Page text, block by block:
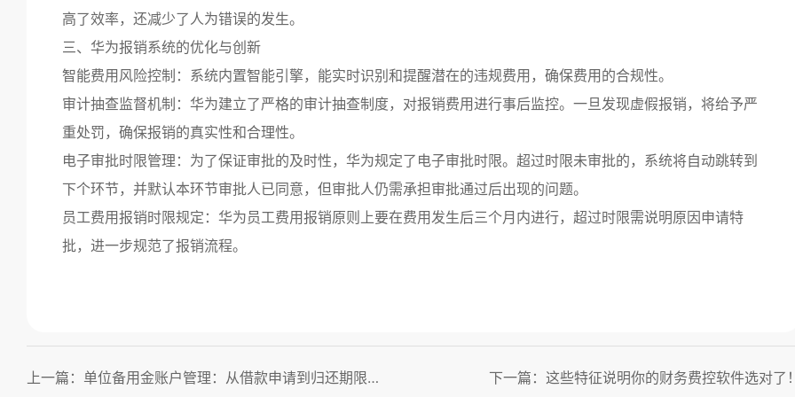
高了效率，还减少了人为错误的发生。
三、华为报销系统的优化与创新
智能费用风险控制：系统内置智能引擎，能实时识别和提醒潜在的违规费用，确保费用的合规性。
审计抽查监督机制：华为建立了严格的审计抽查制度，对报销费用进行事后监控。一旦发现虚假报销，将给予严
重处罚，确保报销的真实性和合理性。
电子审批时限管理：为了保证审批的及时性，华为规定了电子审批时限。超过时限未审批的，系统将自动跳转到
下个环节，并默认本环节审批人已同意，但审批人仍需承担审批通过后出现的问题。
员工费用报销时限规定：华为员工费用报销原则上要在费用发生后三个月内进行，超过时限需说明原因申请特
批，进一步规范了报销流程。
上一篇：单位备用金账户管理：从借款申请到归还期限全面指南 下一篇：这些特征说明你的财务费控软件选对了